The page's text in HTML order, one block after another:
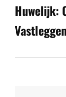
Huwelijk: